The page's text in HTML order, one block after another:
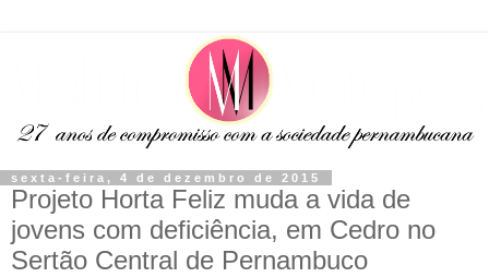
sexta-feira, 4 de dezembro de 2015
Projeto Horta Feliz muda a vida de
jovens com deficiência, em Cedro no
Sertão Central de Pernambuco